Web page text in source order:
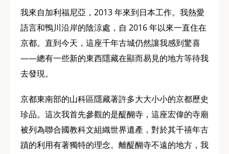
我來自加利福尼亞，2013 年來到日本工作。我熱愛
語言和鴨川沿岸的陰涼處，自 2016 年以來一直住在
京都。直到今天，這座千年古城仍然讓我感到驚喜
——總有一些新的東西隱藏在顯而易見的地方等待我
去發現。
京都東南部的山科區隱藏著許多大大小小的京都歷史
珍品。這次我首先參觀的是醍醐寺，這座宏偉的寺廟
被列為聯合國教科文組織世界遺產，對於其千禧年古
蹟的利用有著獨特的理念。離醍醐寺不遠的地方，我